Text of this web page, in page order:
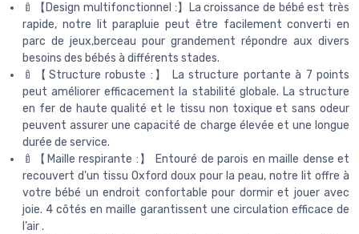
🍼【Design multifonctionnel :】La croissance de bébé est très
rapide, notre lit parapluie peut être facilement converti en
parc de jeux,berceau pour grandement répondre aux divers
besoins des bébés à différents stades.
🍼【Structure robuste :】 La structure portante à 7 points
peut améliorer efficacement la stabilité globale. La structure
en fer de haute qualité et le tissu non toxique et sans odeur
peuvent assurer une capacité de charge élevée et une longue
durée de service.
🍼【Maille respirante :】 Entouré de parois en maille dense et
recouvert d'un tissu Oxford doux pour la peau, notre lit offre à
votre bébé un endroit confortable pour dormir et jouer avec
joie. 4 côtés en maille garantissent une circulation efficace de
l’air .